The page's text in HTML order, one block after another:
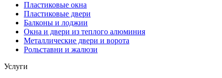
Пластиковые окна
Пластиковые двери
Балконы и лоджии
Окна и двери из теплого алюминия
Металлические двери и ворота
Рольставни и жалюзи
Услуги